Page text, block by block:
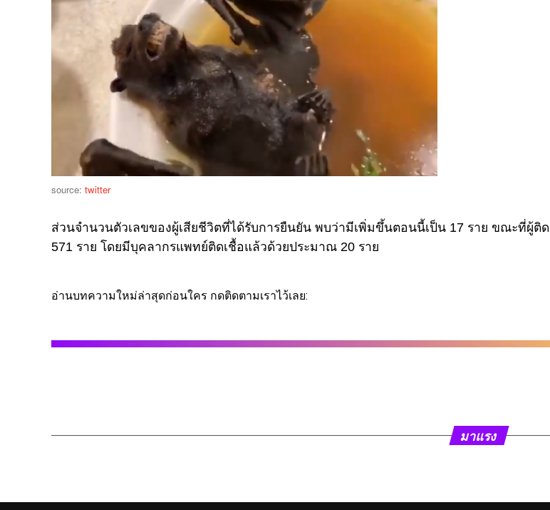
source: twitter
ส่วนจำนวนตัวเลขของผู้เสียชีวิตที่ได้รับการยืนยัน พบว่ามีเพิ่มขึ้นตอนนี้เป็น 17 ราย ขณะที่ผู้ติ
571 ราย โดยมีบุคลากรแพทย์ติดเชื้อแล้วด้วยประมาณ 20 ราย
อ่านบทความใหม่ล่าสุดก่อนใคร กดติดตามเราไว้เลย:
มาแรง